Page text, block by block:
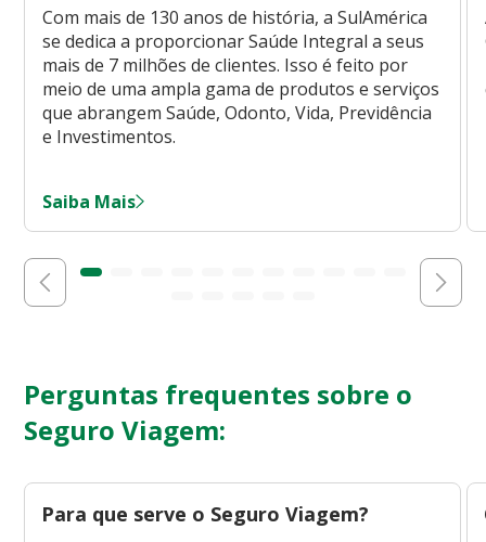
Com mais de 130 anos de história, a SulAmérica
se dedica a proporcionar Saúde Integral a seus
mais de 7 milhões de clientes. Isso é feito por
meio de uma ampla gama de produtos e serviços
que abrangem Saúde, Odonto, Vida, Previdência
e Investimentos.
Saiba Mais
Perguntas frequentes sobre o
Seguro Viagem:
Para que serve o Seguro Viagem?